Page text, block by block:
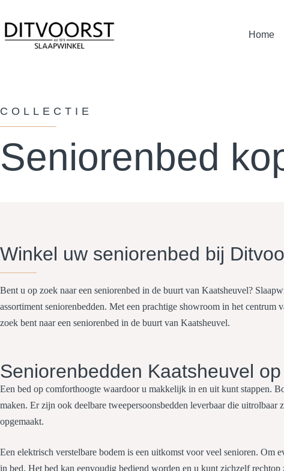
Home
COLLECTIE
Seniorenbed
Winkel uw seniorenbed bij
Bent u op zoek naar een seniorenbed in de buurt van Kaatsheuvel?
assortiment seniorenbedden. Met een prachtige showroom in het centrum
zoek bent naar een seniorenbed in de buurt van Kaatsheuvel.
Seniorenbedden Kaatsheuvel
Een bed op comforthoogte waardoor u makkelijk in en uit kunt stappen.
maken. Er zijn ook deelbare tweepersoonsbedden leverbaar die
opgemaakt.
Een elektrisch verstelbare bodem is een uitkomst voor veel senioren. Om
in bed. Het bed kan eenvoudig bediend worden en u kunt zichzelf